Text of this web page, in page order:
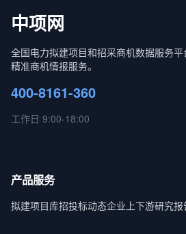
中项网
全国电力拟建项目和招采商机数据服务
精准商机情报服务。
400-8161-360
工作日 9:00-18:00
产品服务
拟建项目库招投标动态企业上下游研究报